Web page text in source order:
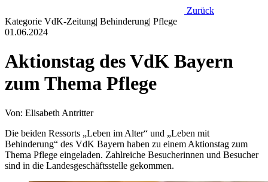
Zurück
Kategorie VdK-Zeitung| Behinderung| Pflege
01.06.2024
Aktionstag des VdK Bayern
zum Thema Pflege
Von: Elisabeth Antritter
Die beiden Ressorts „Leben im Alter“ und „Leben mit
Behinderung“ des VdK Bayern haben zu einem Aktionstag zum
Thema Pflege eingeladen. Zahlreiche Besucherinnen und Besucher
sind in die Landesgeschäftsstelle gekommen.